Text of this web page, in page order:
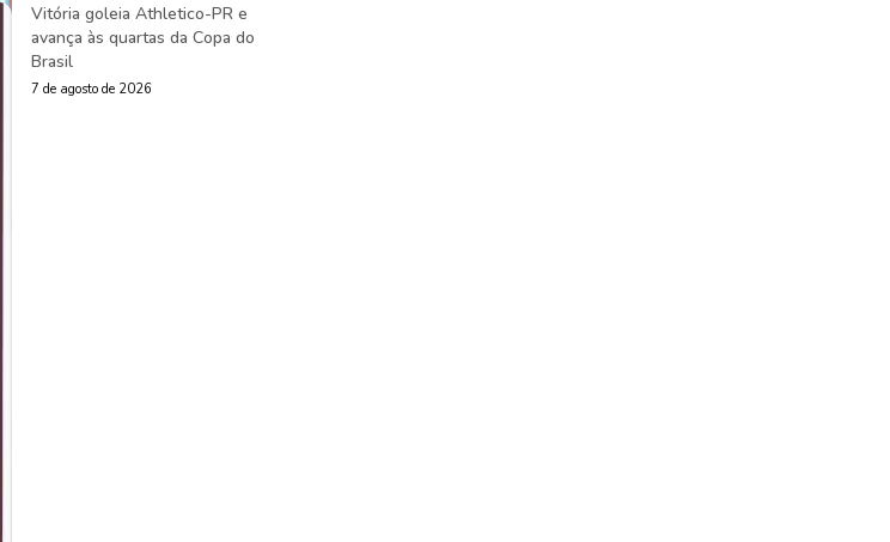
Vitória goleia Athletico-PR e
avança às quartas da Copa do
Brasil
7 de agosto de 2026